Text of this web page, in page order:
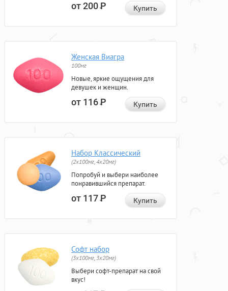
от 200Р Купить
Женская Виагра
100мг
Новые, яркие ощущения для
девушек и женщин.
от 116Р Купить
Набор Классический
(2x100мг, 4x20мг)
Попробуй и выбери наиболее
понравившийся препарат.
от 117Р Купить
Софт набор
(3x100мг, 3x20мг)
Выбери софт-препарат на свой
вкус!